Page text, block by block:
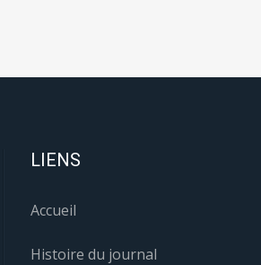
LIENS
Accueil
Histoire du journal